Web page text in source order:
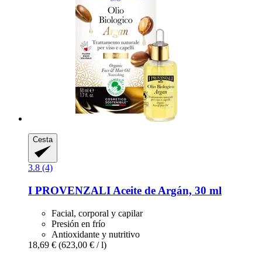
Cesta
3.8 (4)
I PROVENZALI Aceite de Argán, 30 ml
Facial, corporal y capilar
Presión en frío
Antioxidante y nutritivo
18,69 € (623,00 € / l)